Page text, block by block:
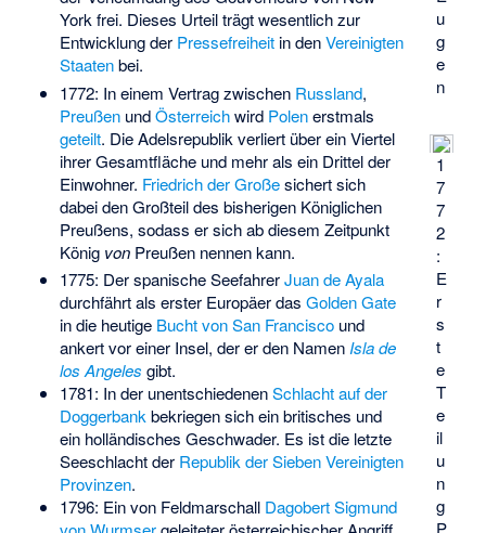
u
g
e
n
York frei. Dieses Urteil trägt wesentlich zur
Entwicklung der Pressefreiheitin denVereinigten
Staatenbei.
1
7
7
2
:
E
r
s
t
e
T
e
il
u
n
g
P
1772: In einem Vertrag zwischen Russland,
PreußenundÖsterreichwird Polenerstmals
geteilt. Die Adelsrepublik verliert über ein Viertel
ihrer Gesamtfläche und mehr als ein Drittel der
Einwohner. Friedrich der Großesichert sich
dabei den Großteil des bisherigen Königlichen
Preußens, sodass er sich ab diesem Zeitpunkt
König vonPreußen nennen kann.
1775: Der spanische SeefahrerJuan de Ayala
durchfährt als erster Europäer das Golden Gate
in die heutige Bucht von San Franciscound
ankert vor einer Insel, der er den NamenIsla de
los Angeles gibt.
1781: In der unentschiedenenSchlacht auf der
Doggerbankbekriegen sich ein britisches und
ein holländisches Geschwader. Es ist die letzte
Seeschlacht der Republik der Sieben Vereinigten
Provinzen.
1796: Ein von Feldmarschall Dagobert Sigmund